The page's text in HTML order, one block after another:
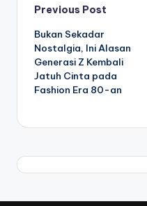
Post
navigation
Previous Post
Bukan Sekadar
Nostalgia, Ini Alasan
Generasi Z Kembali
Jatuh Cinta pada
Fashion Era 80-an